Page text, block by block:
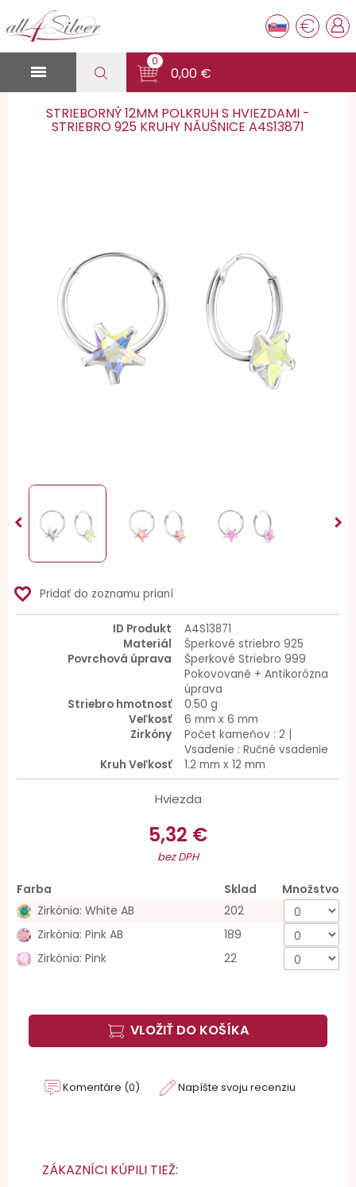
€

0
0,00 €
STRIEBORNÝ 12MM POLKRUH S HVIEZDAMI -
STRIEBRO 925 KRUHY NÁUŠNICE A4S13871
 
favorite_border Pridať do zoznamu prianí
ID Produkt
A4S13871
Materiál
Šperkové striebro 925
Povrchová úprava
Šperkové Striebro 999
Pokovované + Antikorózna
úprava
Striebro hmotnosť
0.50 g
Veľkosť
6 mm x 6 mm
Zirkóny
Počet kameňov : 2 |
Vsadenie : Ručné vsadenie
Kruh Veľkosť
1.2 mm x 12 mm
Hviezda
5,32 €
bez DPH
Farba Sklad
Množstvo
Zirkónia: White AB
202
Zirkónia: Pink AB
189
Zirkónia: Pink
22
VLOŽIŤ DO KOŠÍKA
Komentáre (0) Napíšte svoju recenziu
ZÁKAZNÍCI KÚPILI TIEŽ: